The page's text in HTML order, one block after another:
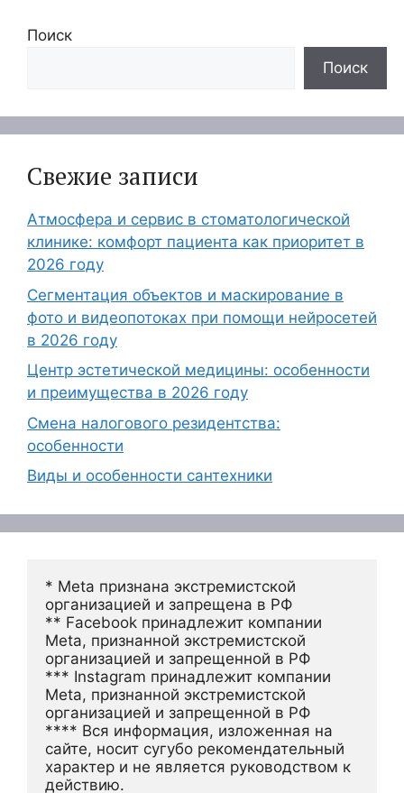
Поиск
Поиск
Свежие записи
Атмосфера и сервис в стоматологической
клинике: комфорт пациента как приоритет в
2026 году
Сегментация объектов и маскирование в
фото и видеопотоках при помощи нейросетей
в 2026 году
Центр эстетической медицины: особенности
и преимущества в 2026 году
Смена налогового резидентства:
особенности
Виды и особенности сантехники
* Meta признана экстремистской
организацией и запрещена в РФ
** Facebook принадлежит компании
Meta, признанной экстремистской
организацией и запрещенной в РФ
*** Instagram принадлежит компании
Meta, признанной экстремистской
организацией и запрещенной в РФ
**** Вся информация, изложенная на
сайте, носит сугубо рекомендательный
характер и не является руководством к
действию.